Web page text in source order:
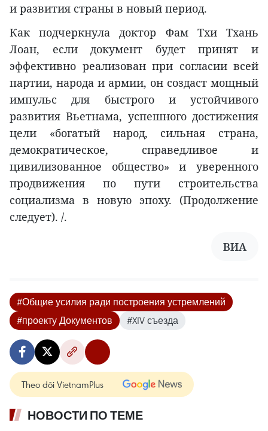
и развития страны в новый период.
Как подчеркнула доктор Фам Тхи Тхань
Лоан, если документ будет принят и
эффективно реализован при согласии всей
партии, народа и армии, он создаст мощный
импульс для быстрого и устойчивого
развития Вьетнама, успешного достижения
цели «богатый народ, сильная страна,
демократическое, справедливое и
цивилизованное общество» и уверенного
продвижения по пути строительства
социализма в новую эпоху. (Продолжение
следует). /.
ВИА
#Общие усилия ради построения устремлений
#проекту Документов
#XIV съезда
Theo dõi VietnamPlus
НОВОСТИ ПО ТЕМЕ